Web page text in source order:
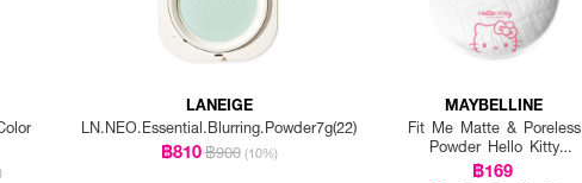
LANEIGE
LN.NEO.Essential.Blurring.Powder7g(22)
฿810฿900 (10%)
MAYBELLINE
Fit Me Matte & Poreless
Powder Hello Kitty
Collection
฿169